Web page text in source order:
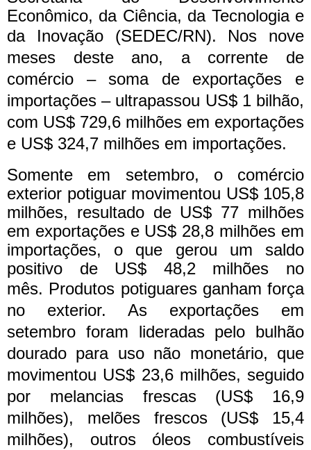
Econômico, da Ciência, da Tecnologia e
da Inovação (SEDEC/RN). Nos nove
meses deste ano, a corrente de
comércio – soma de exportações e
importações – ultrapassou US$ 1 bilhão,
com US$ 729,6 milhões em exportações
e US$ 324,7 milhões em importações.
Somente em setembro, o comércio
exterior potiguar movimentou US$ 105,8
milhões, resultado de US$ 77 milhões
em exportações e US$ 28,8 milhões em
importações, o que gerou um saldo
positivo de US$ 48,2 milhões no
mês. Produtos potiguares ganham força
no exterior. As exportações em
setembro foram lideradas pelo bulhão
dourado para uso não monetário, que
movimentou US$ 23,6 milhões, seguido
por melancias frescas (US$ 16,9
milhões), melões frescos (US$ 15,4
milhões), outros óleos combustíveis